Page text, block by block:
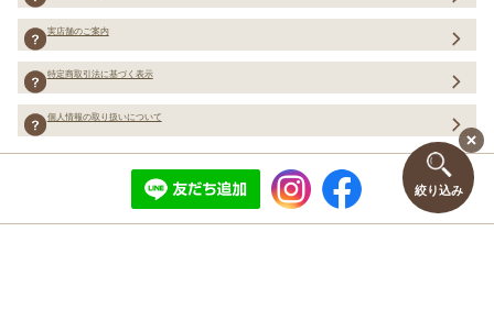
絞り込み
実店舗のご案内
特定商取引法に基づく表示
個人情報の取り扱いについて